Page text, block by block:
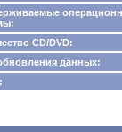
CD/DVD:
данных: